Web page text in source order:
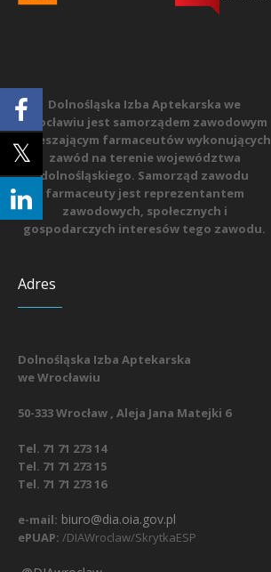
Dolnośląska Izba Aptekarska we
Wrocławiu jest samorządem zawodowym
zrzeszającym farmaceutów wykonujących
zawód na terenie województwa
dolnośląskiego. Samorząd zawodu
farmaceuty jest reprezentantem
zawodowych, społecznych i
gospodarczych interesów tego zawodu.
Adres
Dolnośląska Izba Aptekarska
we Wrocławiu
50-333 Wrocław , Aleja Jana Matejki 6
Tel. 71 71 273 14
Tel. 71 71 273 15
Tel. 71 71 273 16
e-mail: biuro@dia.oia.gov.pl
ePUAP: /DIAWroclaw/SkrytkaESP